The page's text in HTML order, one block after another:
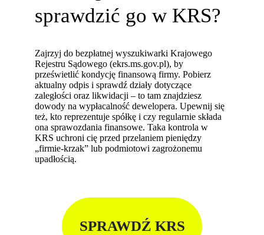
sprawdzić go w KRS?
Zajrzyj do bezpłatnej wyszukiwarki Krajowego
Rejestru Sądowego (ekrs.ms.gov.pl), by
prześwietlić kondycję finansową firmy. Pobierz
aktualny odpis i sprawdź działy dotyczące
zaległości oraz likwidacji – to tam znajdziesz
dowody na wypłacalność dewelopera. Upewnij się
też, kto reprezentuje spółkę i czy regularnie składa
ona sprawozdania finansowe. Taka kontrola w
KRS uchroni cię przed przelaniem pieniędzy
„firmie-krzak” lub podmiotowi zagrożonemu
upadłością.
SPRAWDŹ KRS